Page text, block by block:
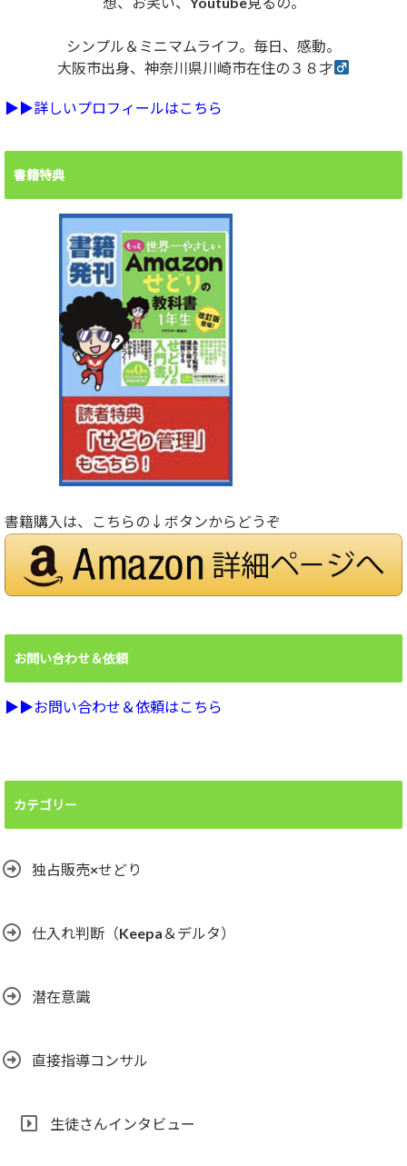
シンプル＆ミニマムライフ。毎日、感動。
大阪市出身、神奈川県川崎市在住の３８才
▶︎▶︎詳しいプロフィールはこちら
書籍特典
書籍購入は、こちらの↓ボタンからどうぞ
お問い合わせ＆依頼
▶︎▶︎お問い合わせ＆依頼はこちら
カテゴリー
独占販売×せどり
仕入れ判断（Keepa＆デルタ）
潜在意識
直接指導コンサル
生徒さんインタビュー